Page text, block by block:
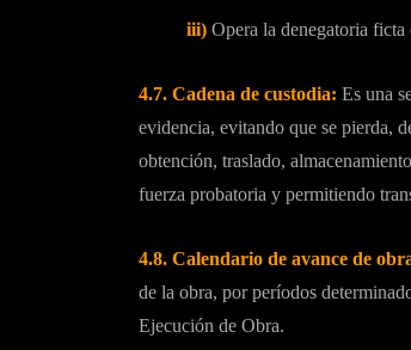
iii) Opera la denegatoria
4.7. Cadena de custodia: Es una
evidencia, evitando que se pierda,
obtención, traslado,
fuerza probatoria y permitiendo
4.8. Calendario de avance de
de la obra, por períodos
Ejecución de Obra.